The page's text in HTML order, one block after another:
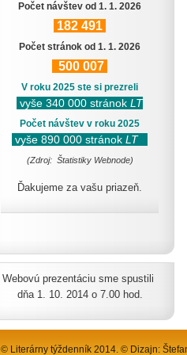
Počet návštev od 1. 1. 2026
182 491
Počet stránok od 1. 1. 2026
500 007
V roku 2025 ste si prezreli
vyše 340 000 stránok LT
Počet návštev v roku 2025
vyše 890 000 stránok LT
(Zdroj: Štatistiky Webnode)
Ďakujeme za vašu priazeň.
Webovú prezentáciu sme spustili
dňa 1. 10. 2014 o 7.00 hod.
© Literárny týždenník 2014. © Dizajn: